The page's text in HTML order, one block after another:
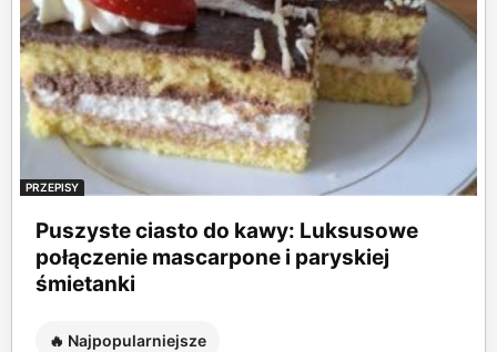
PRZEPISY
Puszyste ciasto do kawy: Luksusowe
połączenie mascarpone i paryskiej
śmietanki
🔥 Najpopularniejsze